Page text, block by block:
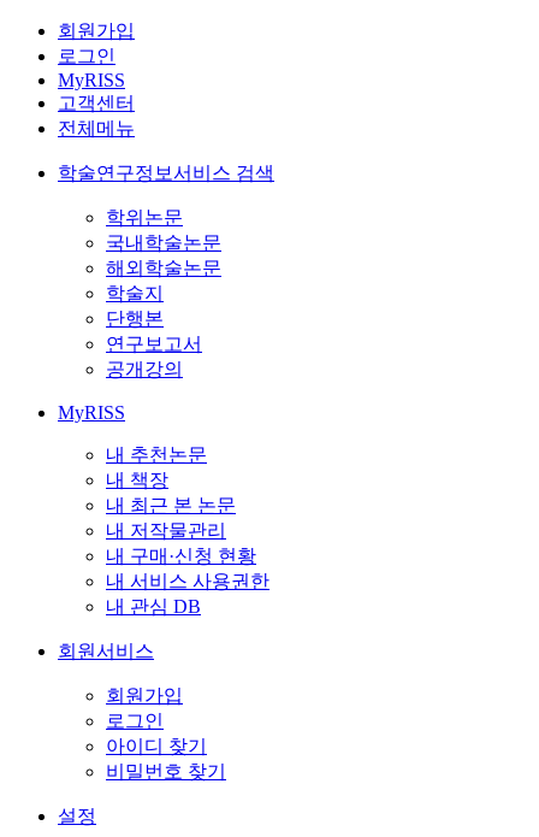
회원가입
로그인
MyRISS
고객센터
전체메뉴
학술연구정보서비스 검색
학위논문
국내학술논문
해외학술논문
학술지
단행본
연구보고서
공개강의
MyRISS
내 추천논문
내 책장
내 최근 본 논문
내 저작물관리
내 구매·신청 현황
내 서비스 사용권한
내 관심 DB
회원서비스
회원가입
로그인
아이디 찾기
비밀번호 찾기
설정